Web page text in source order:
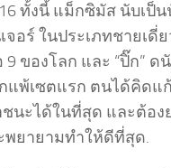
ทั้งนี้ แม็กซิมัส นับเป็
อร์ ในประเภทชายเดี่
ของโลก และ “ปิ๊ก”
แพ้เซตแรก ตนได้คิดแ
นะได้ในที่สุด และต้อ
พยายามทำให้ดีที่สุด.